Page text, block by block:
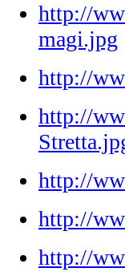
http://
magi.jpg
http://
http://
http://
http://
http://